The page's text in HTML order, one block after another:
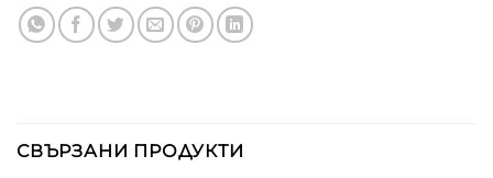
СВЪРЗАНИ ПРОДУКТИ